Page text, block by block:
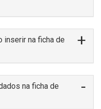
inserir na ficha de
na ficha de